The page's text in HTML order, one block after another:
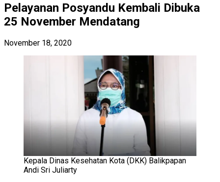
Pelayanan Posyandu Kembali Dibuka
25 November Mendatang
November 18, 2020
Kepala Dinas Kesehatan Kota (DKK) Balikpapan
Andi Sri Juliarty